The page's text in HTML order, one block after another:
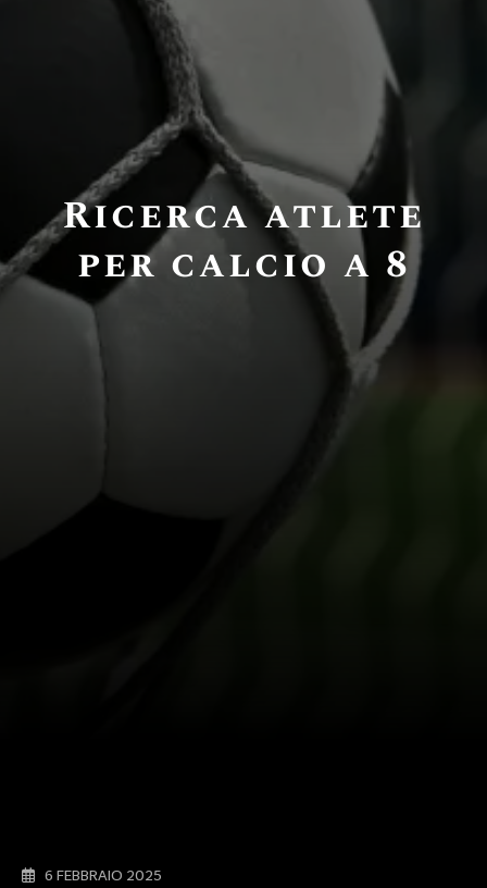
Ricerca atlete
per calcio a 8
6 FEBBRAIO 2025